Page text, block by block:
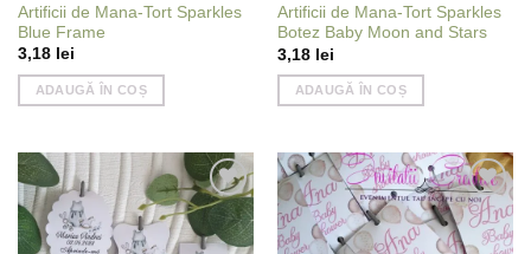
Artificii de Mana-Tort Sparkles
Blue Frame
3,18 lei
ADAUGĂ ÎN COȘ
Artificii de Mana-Tort Sparkles
Botez Baby Moon and Stars
3,18 lei
ADAUGĂ ÎN COȘ
Add to
wishlist
Add to
wishlist